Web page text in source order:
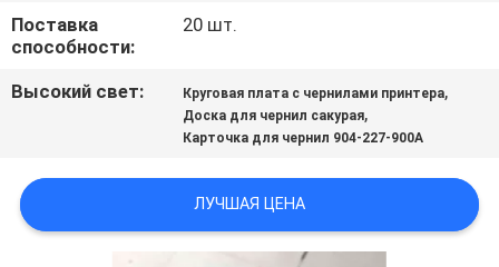
КАРТА
САЙТА
Поставка
способности:
20 шт.
Высокий свет: Круговая плата с чернилами принтера,
Доска для чернил сакурая,
Карточка для чернил 904-227-900A
ЛУЧШАЯ ЦЕНА